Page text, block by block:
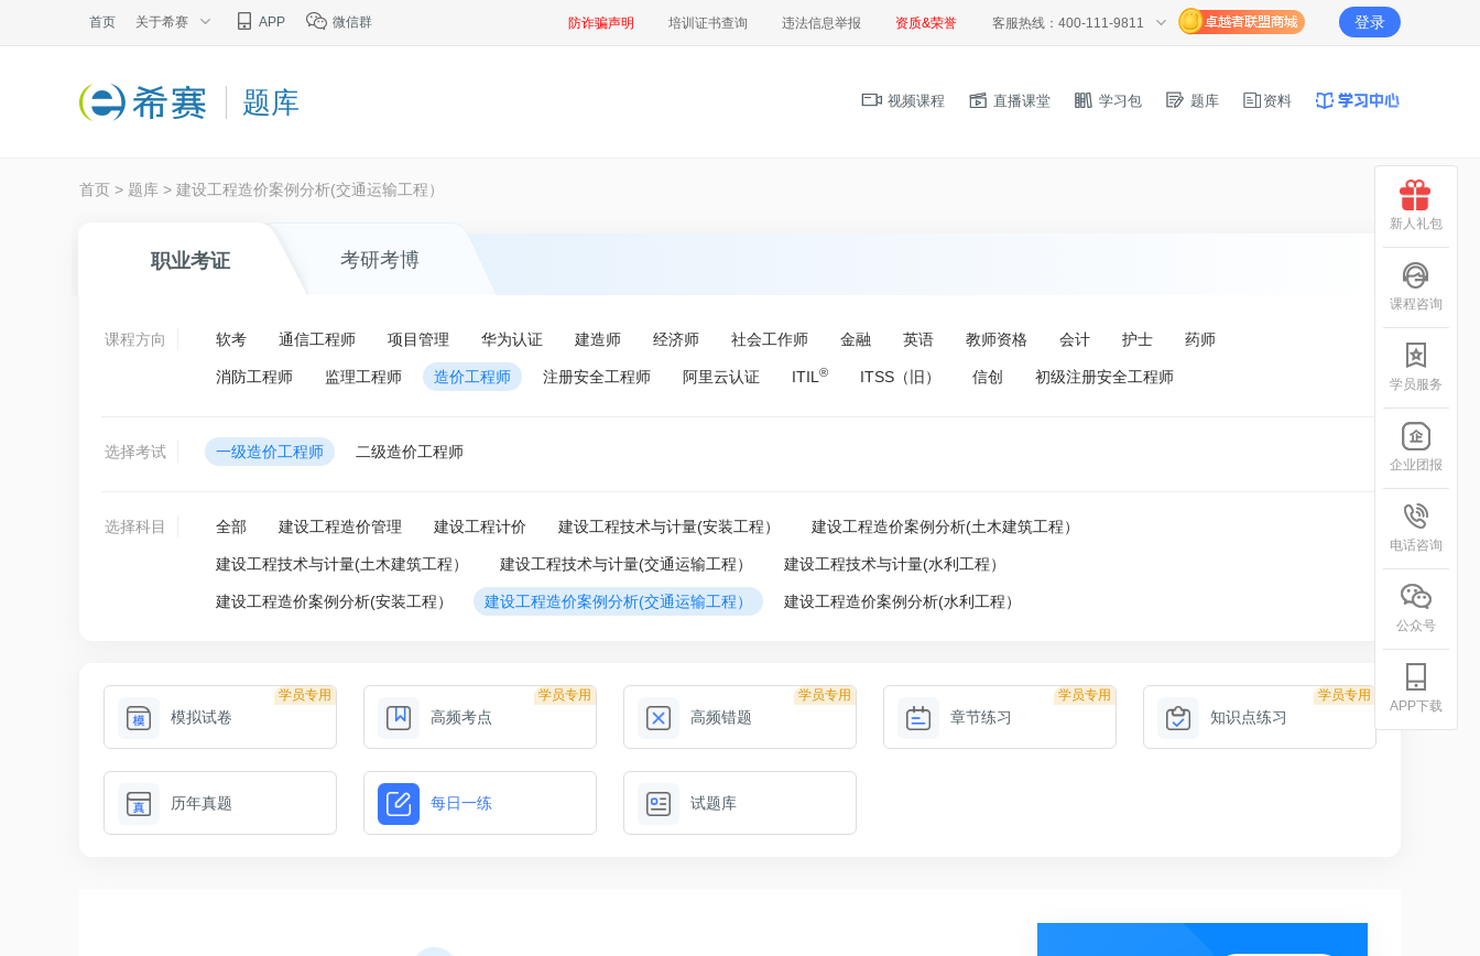
首页 关于希赛 APP 微信群 防诈骗声明 培训证书查询 违法信息举报 资质&荣誉 客服热线：400-111-9811 登录
题库 视频课程 直播课堂 学习包 题库 资料
首页 > 题库 > 建设工程造价案例分析(交通运输工程）
职业考证 考研考博
课程方向 软考 通信工程师 项目管理 华为认证 建造师 经济师 社会工作师 金融 英语 教师资格 会计 护士 药师
消防工程师 监理工程师 造价工程师 注册安全工程师 阿里云认证 ITIL ® ITSS（旧） 信创 初级注册安全工程师
选择考试 一级造价工程师 二级造价工程师
选择科目 全部 建设工程造价管理 建设工程计价 建设工程技术与计量(安装工程） 建设工程造价案例分析(土木建筑工程）
建设工程技术与计量(土木建筑工程） 建设工程技术与计量(交通运输工程） 建设工程技术与计量(水利工程）
建设工程造价案例分析(安装工程） 建设工程造价案例分析(交通运输工程） 建设工程造价案例分析(水利工程）
学员专用
模拟试卷
学员专用
高频考点
学员专用
高频错题
学员专用
章节练习
学员专用
知识点练习
历年真题 每日一练 试题库
新人礼包
课程咨询
学员服务
企业团报
电话咨询
公众号
APP下载